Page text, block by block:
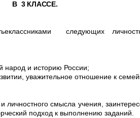
В 3 КЛАССЕ.
следующих
народ и историю России;
уважительное отношение к
смысла учения,
подход к выполнению заданий.